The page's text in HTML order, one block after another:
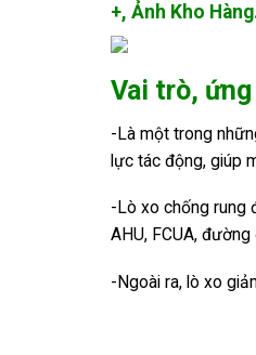
+, Ảnh Kho
Vai trò,
-Là một trong
lực tác động, giúp
-Lò xo chống rung
AHU, FCUA,
-Ngoài ra, lò xo